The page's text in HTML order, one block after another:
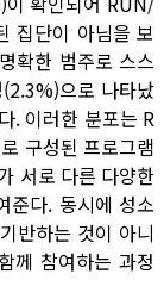
집단이 아님을 보
확한 범주로 스스
으로 나타났
. 이러한 분포는 R
구성된 프로그램
서로 다른 다양한
준다. 동시에 성소
반하는 것이 아니
께 참여하는 과정